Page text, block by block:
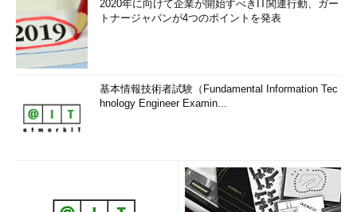
2020年に向けて企業が開始すべきIT関連行動、ガー
トナージャパンが4つのポイントを発表
基本情報技術者試験（Fundamental Information Tec
hnology Engineer Examin...